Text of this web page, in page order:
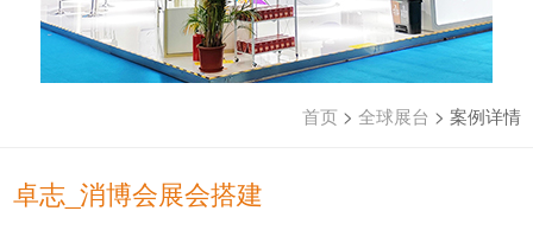
首页 > 全球展台 > 案例详情
卓志_消博会展会搭建